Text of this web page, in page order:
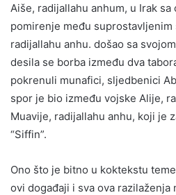
Aiše, radijallahu anhum, u Irak
pomirenje među suprostavljenim
radijallahu anhu. došao sa
desila se borba između dva
pokrenuli munafici, sljedbenici
spor je bio između vojske Alije,
Muavije, radijallahu anhu, koji je
“Siffin”.
Ono što je bitno u koktekstu
ovi događaji i sva ova razilaženja